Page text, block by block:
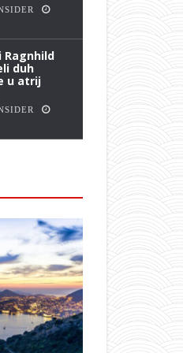
Ragnhild
duh
u atrij